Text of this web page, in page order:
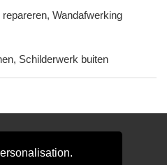
Wandafwerking
Schilderwerk buiten